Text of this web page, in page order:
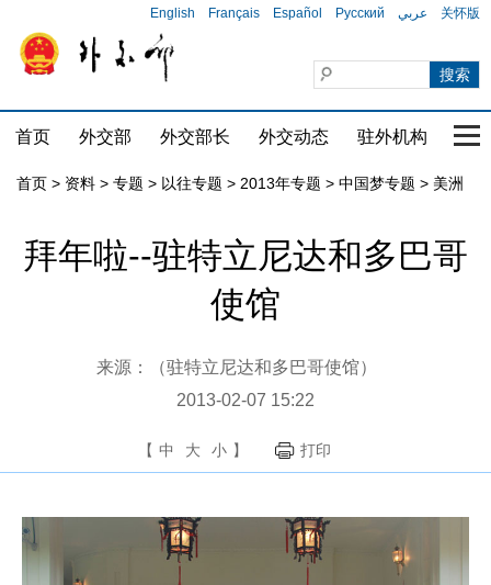
English Français Español Русский عربي 关怀版
首页 外交部 外交部长 外交动态 驻外机构 国
首页 > 资料 > 专题 > 以往专题 > 2013年专题 > 中国梦专题 > 美洲
拜年啦--驻特立尼达和多巴哥
使馆
来源：（驻特立尼达和多巴哥使馆）
2013-02-07 15:22
【 中 大 小 】 打印